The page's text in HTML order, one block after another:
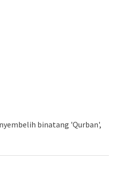
binatang 'Qurban',